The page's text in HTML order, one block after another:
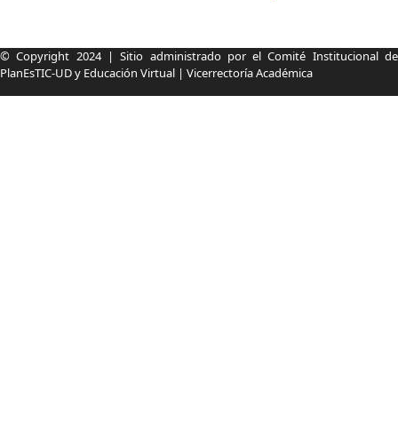
Información pie de página
© Copyright 2024 | Sitio administrado por el Comité Institucional de
PlanEsTIC-UD y Educación Virtual | Vicerrectoría Académica